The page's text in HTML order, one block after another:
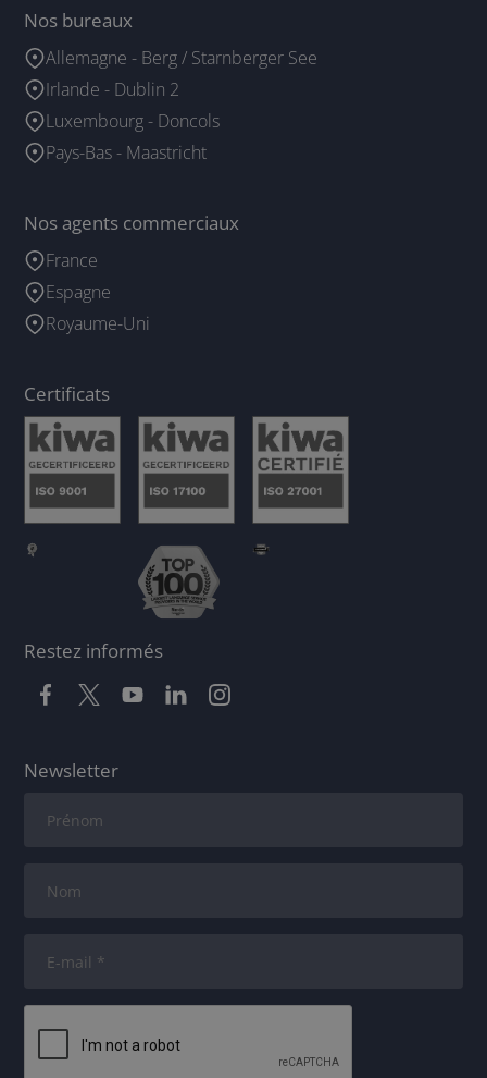
Nos bureaux
Allemagne - Berg / Starnberger See
Irlande - Dublin 2
Luxembourg - Doncols
Pays-Bas - Maastricht
Nos agents commerciaux
France
Espagne
Royaume-Uni
Certificats
Restez informés
Newsletter